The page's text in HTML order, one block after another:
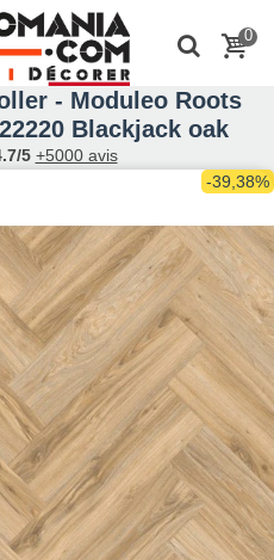
0
- Moduleo Roots
Blackjack oak
5 +5000 avis
-39,38%